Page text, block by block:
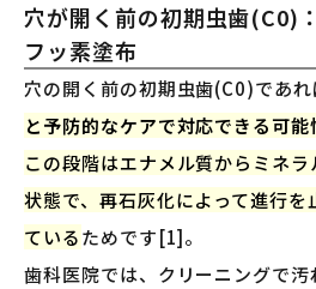
穴が開く前の初期虫歯(C0)
フッ素塗布
穴の開く前の初期虫歯(C0)であれ
と予防的なケアで対応できる可
この段階はエナメル質からミネ
状態で、再石灰化によって進行を
ているためです[1]。
歯科医院では、クリーニングで